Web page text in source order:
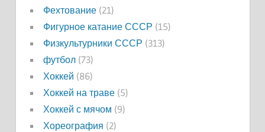
Фехтование(21)
Фигурное катание СССР (15)
Физкультурники СССР (313)
футбол(73)
Хоккей (86)
Хоккей на траве(5)
Хоккей с мячом (9)
Хореография (2)